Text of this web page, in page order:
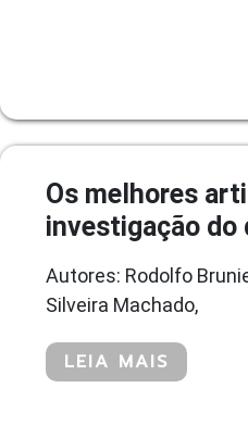
Os melhores
investigação do
Autores: Rodolfo
Silveira Machado,
LEIA MAIS